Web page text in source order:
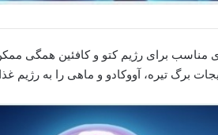
چرب امگا ۳، غذاهای مناسب برای رژیم کتو و
برگ تیره، آووکادو و ماهی را به رژیم